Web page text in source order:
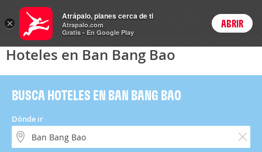
Hoteles Login
Hoteles en Ban Bang Bao
BUSCA HOTELES EN BAN BANG BAO
Dónde ir
×
Atrápalo, planes cerca de ti
Atrapalo.com
Gratis - En Google Play
ABRIR